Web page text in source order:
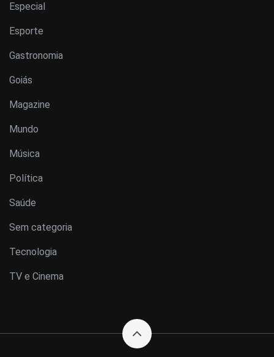
Especial
Esporte
Gastronomia
Goiás
Magazine
Mundo
Música
Política
Saúde
Sem categoria
Tecnologia
TV e Cinema